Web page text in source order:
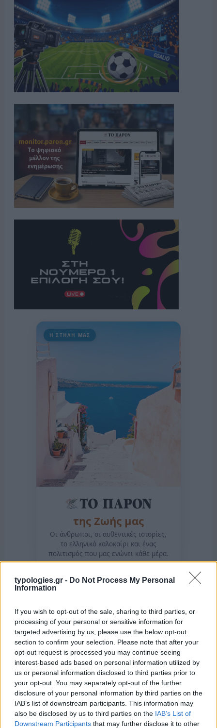
typologies.gr - Do Not Process My Personal
Information
If you wish to opt-out of the sale, sharing to third parties, or
processing of your personal or sensitive information for
targeted advertising by us, please use the below opt-out
section to confirm your selection. Please note that after your
opt-out request is processed you may continue seeing
interest-based ads based on personal information utilized by
us or personal information disclosed to third parties prior to
your opt-out. You may separately opt-out of the further
disclosure of your personal information by third parties on the
IAB’s list of downstream participants. This information may
also be disclosed by us to third parties on the IAB’s List of
Downstream Participants that may further disclose it to other
Η ΣΤΗΛΗ ΜΑΣ
της Ζωής μας
Οι άνθρωποι, οι αυθεντικές ιστορίες,
το ελληνικό καλοκαίρι και ένας
πολιτισμός που μας ενώνει κάθε μέρα.
ΟΣΑ ΧΡΕΙΑΖΕΣΑΙ
ΤΟ ΠΑΡΟΝ ΤΗΣ ΚΥΡΙΑΚΗΣ